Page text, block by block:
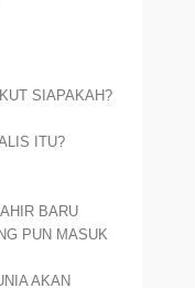
SIAPAKAH?
ITU?
BARU
PUN MASUK
AKAN